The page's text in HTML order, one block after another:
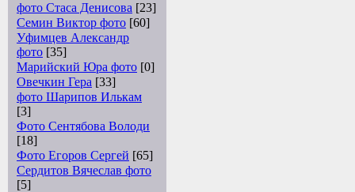
фото Стаса Денисова [23]
Семин Виктор фото [60]
Уфимцев Александр
фото [35]
Марийский Юра фото [0]
Овечкин Гера [33]
фото Шарипов Илькам
[3]
Фото Сентябова Володи
[18]
Фото Егоров Сергей [65]
Сердитов Вячеслав фото
[5]